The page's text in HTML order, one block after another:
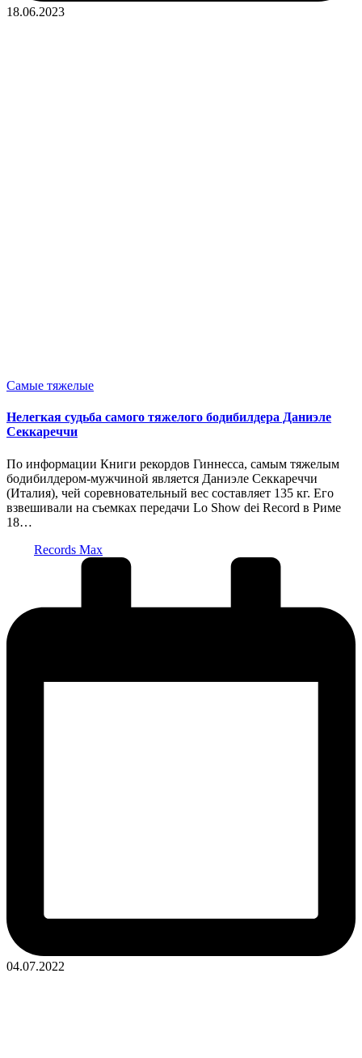
18.06.2023
Опубликовано
Самые тяжелые
Нелегкая судьба самого тяжелого бодибилдера Даниэле
Секкареччи
По информации Книги рекордов Гиннесса, самым тяжелым
бодибилдером-мужчиной является Даниэле Секкареччи
(Италия), чей соревновательный вес составляет 135 кг. Его
взвешивали на съемках передачи Lo Show dei Record в Риме
18…
Records Max
04.07.2022